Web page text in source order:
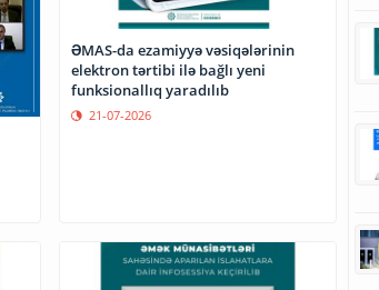
ƏMAS-da ezamiyyə vəsiqələrinin
elektron tərtibi ilə bağlı yeni
funksionallıq yaradılıb
21-07-2026